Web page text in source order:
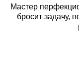
Мастер
бросит задачу,